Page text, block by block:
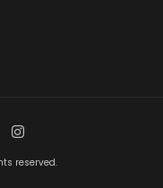
reserved.